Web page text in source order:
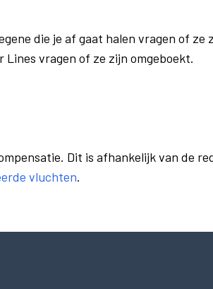
die je af gaat halen vragen of
Lines vragen of ze zijn omgeboekt.
Dit is afhankelijk van de
vluchten.